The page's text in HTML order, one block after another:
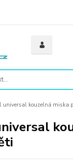
universal kouzelná miska